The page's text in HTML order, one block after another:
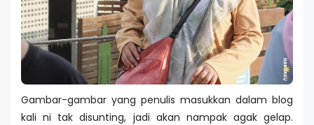
Gambar-gambar yang penulis masukkan dalam blog
kali ni tak disunting, jadi akan nampak agak gelap.